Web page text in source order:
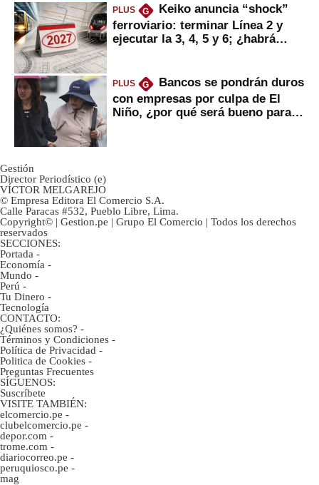
PLUS G
Keiko anuncia “shock”
ferroviario: terminar Línea 2 y
ejecutar la 3, 4, 5 y 6; ¿habrá
PLUS G
Bancos se pondrán duros
con empresas por culpa de El
Niño, ¿por qué será bueno para
Gestión
Director Periodístico (e)
VÍCTOR MELGAREJO
© Empresa Editora El Comercio S.A.
Calle Paracas #532, Pueblo Libre, Lima.
Copyright© | Gestion.pe | Grupo El Comercio | Todos los derechos
reservados
SECCIONES:
Portada -
Economía -
Mundo -
Perú -
Tu Dinero -
Tecnología
CONTACTO:
¿Quiénes somos? -
Términos y Condiciones -
Política de Privacidad -
Politica de Cookies -
Preguntas Frecuentes
SÍGUENOS:
Suscríbete
VISITE TAMBIÉN:
elcomercio.pe -
clubelcomercio.pe -
depor.com -
trome.com -
diariocorreo.pe -
peruquiosco.pe -
mag